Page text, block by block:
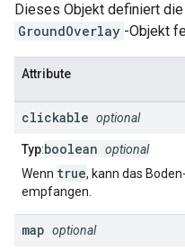
Dieses Objekt definiert
GroundOverlay -Objekt
Attribute
clickable optional
Typ:boolean optional
Wenn true, kann das
empfangen.
map optional